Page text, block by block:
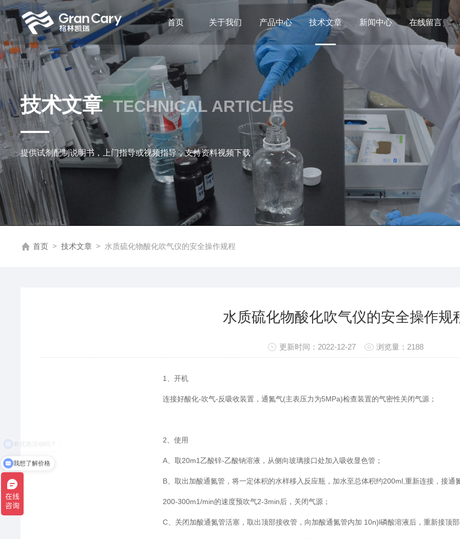
首页 关于我们 产品中心 技术文章 新闻中心 在线留言
技术文章 TECHNICAL ARTICLES
提供试剂配制说明书，上门指导或视频指导，支持资料视频下载
首页 > 技术文章 > 水质硫化物酸化吹气仪的安全操作规程
水质硫化物酸化吹气仪的安全操作规
更新时间：2022-12-27 浏览量：2188
1、开机
连接好酸化-吹气-反吸收装置，通氮气(主表压力为5MPa)检查装置的气密性关闭气源；
2、使用
A、取20m1乙酸锌-乙酸钠溶液，从侧向玻璃接口处加入吸收显色管；
B、取出加酸通氮管，将一定体积的水样移入反应瓶，加水至总体积约200ml,重新连接，接通
200-300m1/min的速度预吹气2-3min后，关闭气源；
C、关闭加酸通氮管活塞，取出顶部接收管，向加酸通氮管内加 10n)l磷酸溶液后，重新接顶
我想了解价格